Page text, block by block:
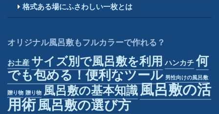
格式ある場にふさわしい一枚とは
オリジナル風呂敷もフルカラーで作れる？
お土産 サイズ別で風呂敷を利用 ハンカチ 何
でも包める！便利なツール 男性向けの風呂敷
贈り物 贈り物 風呂敷の基本知識風呂敷の活
用術風呂敷の選び方